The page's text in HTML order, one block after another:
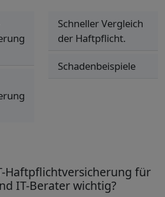
Schneller Vergleich
der Haftpflicht.
Schadenbeispiele
Haftpflichtversicherung für
IT-Berater wichtig?